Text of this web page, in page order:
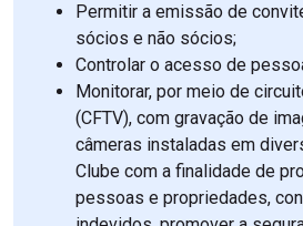
Permitir a emissão de
sócios e não sócios;
Controlar o acesso de
Monitorar, por meio de
(CFTV), com gravação de
câmeras instaladas em
Clube com a finalidade de
pessoas e propriedades,